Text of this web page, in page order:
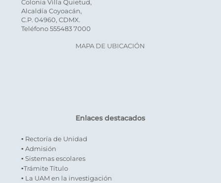
Colonia Villa Quietud,
Alcaldía Coyoacán,
C.P. 04960, CDMX.
Teléfono 555483 7000
MAPA DE UBICACIÓN
Enlaces destacados
▪ Rectoría de Unidad
▪ Admisión
▪ Sistemas escolares
▪Trámite Título
▪ La UAM en la investigación